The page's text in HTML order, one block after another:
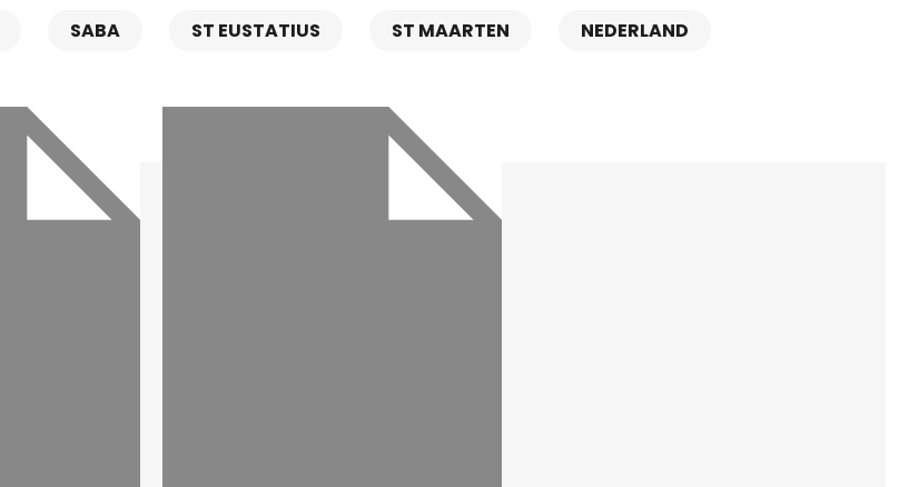
SABA ST EUSTATIUS ST MAARTEN NEDERLAND